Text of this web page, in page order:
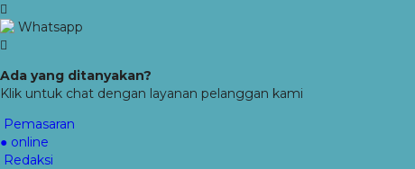
Whatsapp
Ada yang ditanyakan?
Klik untuk chat dengan layanan pelanggan kami
Pemasaran
● online
Redaksi